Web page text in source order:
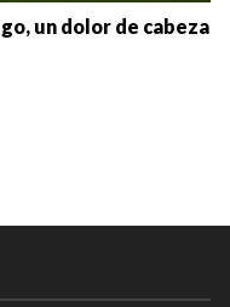
un dolor de cabeza